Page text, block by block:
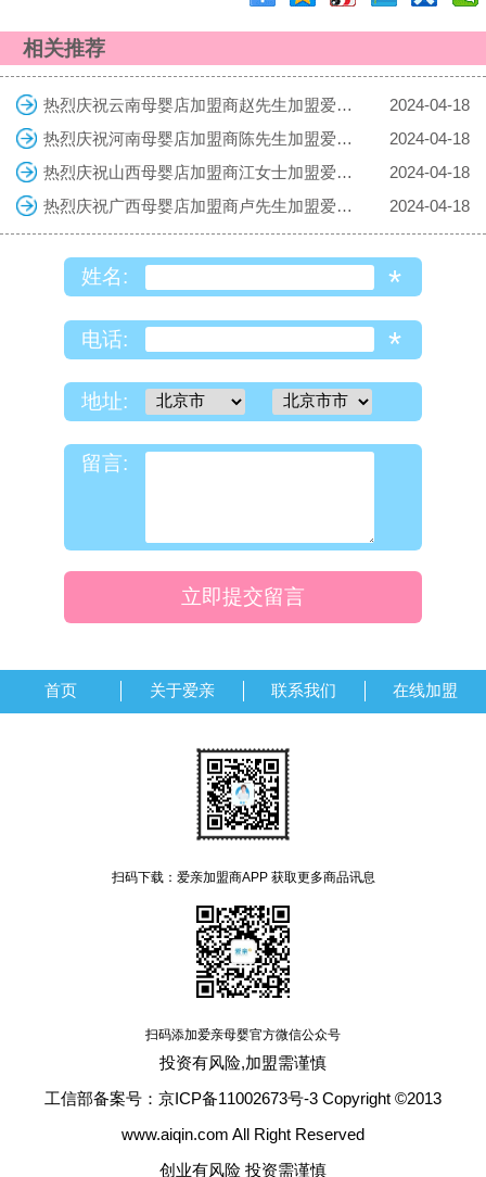
相关推荐
热烈庆祝云南母婴店加盟商赵先生加盟爱亲母婴！预祝生意兴隆！
2024-04-18
热烈庆祝河南母婴店加盟商陈先生加盟爱亲母婴！预祝生意兴隆！
2024-04-18
热烈庆祝山西母婴店加盟商江女士加盟爱亲母婴！预祝生意兴隆！
2024-04-18
热烈庆祝广西母婴店加盟商卢先生加盟爱亲母婴！预祝生意兴隆！
2024-04-18
姓名: *
电话: *
地址:
留言:
立即提交留言
首页 关于爱亲 联系我们 在线加盟
扫码下载：爱亲加盟商APP 获取更多商品讯息
扫码添加爱亲母婴官方微信公众号
投资有风险,加盟需谨慎
工信部备案号：京ICP备11002673号-3 Copyright ©2013
www.aiqin.com All Right Reserved
创业有风险 投资需谨慎